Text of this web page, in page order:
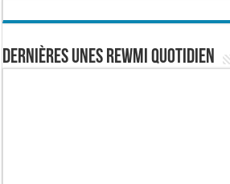
Dernières Unes Rewmi Quotidien